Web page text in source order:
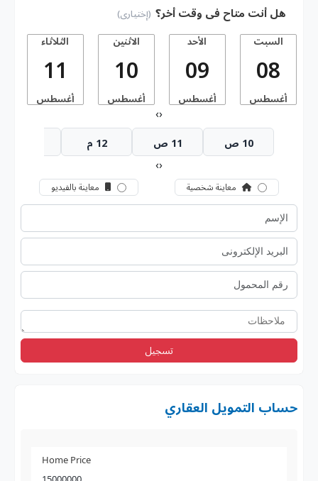
هل أنت متاح فى وقت أخر؟ (إختيارى)
السبت
08
أغسطس
الأحد
09
أغسطس
الاثنين
10
أغسطس
الثلاثاء
11
أغسطس
‹
›
10 ص 11 ص 12 م
‹
›
معاينة شخصية معاينة بالفيديو
تسجيل
حساب التمويل العقاري
Home Price